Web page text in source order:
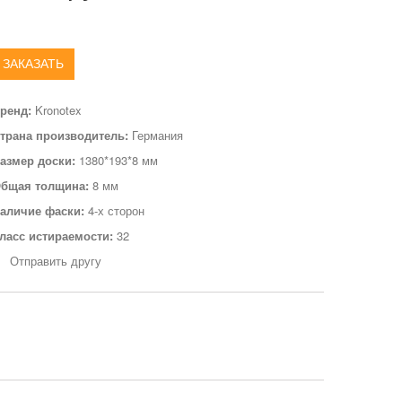
ЗАКАЗАТЬ
Kronotex
производитель: Германия
доски: 1380*193*8 мм
толщина: 8 мм
фаски: 4-х сторон
истираемости: 32
Отправить другу